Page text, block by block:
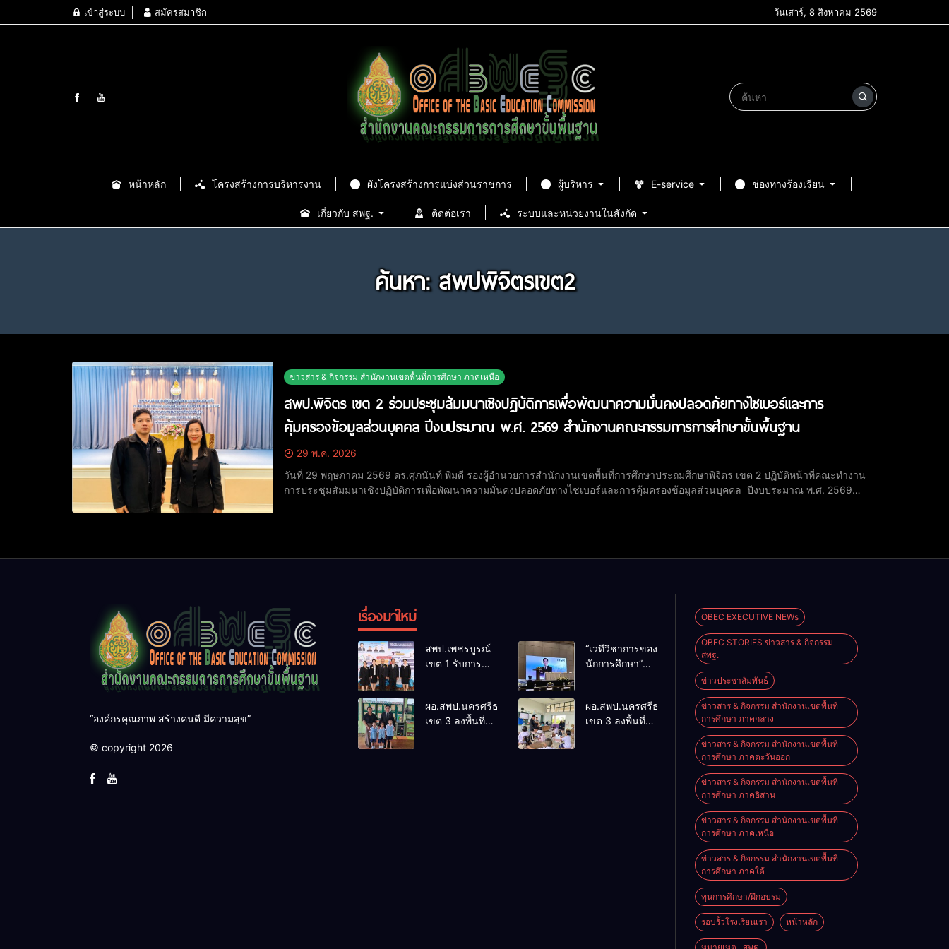
เข้าสู่ระบบ สมัครสมาชิก วันเสาร์, 8 สิงหาคม 2569
หน้าหลัก โครงสร้างการบริหารงาน ผังโครงสร้างการแบ่งส่วนราชการ ผู้บริหาร E-service ช่องทางร้องเรียน
เกี่ยวกับ สพฐ. ติดต่อเรา ระบบและหน่วยงานในสังกัด
ค้นหา: สพปพิจิตรเขต2
ข่าวสาร & กิจกรรม สำนักงานเขตพื้นที่การศึกษา ภาคเหนือ
สพป.พิจิตร เขต 2 ร่วมประชุมสัมมนาเชิงปฏิบัติการเพื่อพัฒนาความมั่นคงปลอดภัยทางไซเบอร์และการ
คุ้มครองข้อมูลส่วนบุคคล ปีงบประมาณ พ.ศ. 2569 สำนักงานคณะกรรมการการศึกษาขั้นพื้นฐาน
29 พ.ค. 2026
วันที่ 29 พฤษภาคม 2569 ดร.ศุภนันท์ พิมดี รองผู้อำนวยการสำนักงานเขตพื้นที่การศึกษาประถมศึกษาพิจิตร เขต 2 ปฏิบัติหน้าที่คณะทำงาน
การประชุมสัมมนาเชิงปฏิบัติการเพื่อพัฒนาความมั่นคงปลอดภัยทางไซเบอร์และการคุ้มครองข้อมูลส่วนบุคคล ปีงบประมาณ พ.ศ. 2569
“องค์กรคุณภาพ สร้างคนดี มีความสุข”
© copyright 2026
เรื่องมาใหม่
สพป.เพชรบูรณ์
เขต 1 รับการ
ประจักษ์ คัดเลือก
“ก.ต.ป.น.
“เวทีวิชาการของ
นักการศึกษา”
Thailand
International
ผอ.สพป.นครศรีธรรมราช
เขต 3 ลงพื้นที่
ผอ.สพป.นครศรีธรรมราช
เขต 3 ลงพื้นที่
OBEC EXECUTIVE NEWs
OBEC STORIES ข่าวสาร & กิจกรรม
สพฐ.
ข่าวประชาสัมพันธ์
ข่าวสาร & กิจกรรม สำนักงานเขตพื้นที่
การศึกษา ภาคกลาง
ข่าวสาร & กิจกรรม สำนักงานเขตพื้นที่
การศึกษา ภาคตะวันออก
ข่าวสาร & กิจกรรม สำนักงานเขตพื้นที่
การศึกษา ภาคอิสาน
ข่าวสาร & กิจกรรม สำนักงานเขตพื้นที่
การศึกษา ภาคเหนือ
ข่าวสาร & กิจกรรม สำนักงานเขตพื้นที่
การศึกษา ภาคใต้
ทุนการศึกษา/ฝึกอบรม
รอบรั้วโรงเรียนเรา หน้าหลัก